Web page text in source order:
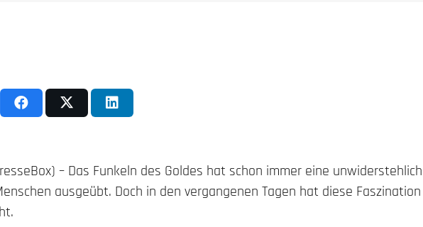
– Das Funkeln des Goldes hat schon immer eine
ausgeübt. Doch in den vergangenen Tagen hat diese